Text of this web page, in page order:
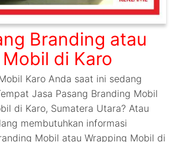
Branding atau
di Karo
Karo Anda saat ini sedang
Jasa Pasang Branding Mobil
di Karo, Sumatera Utara? Atau
membutuhkan informasi
Mobil atau Wrapping Mobil di